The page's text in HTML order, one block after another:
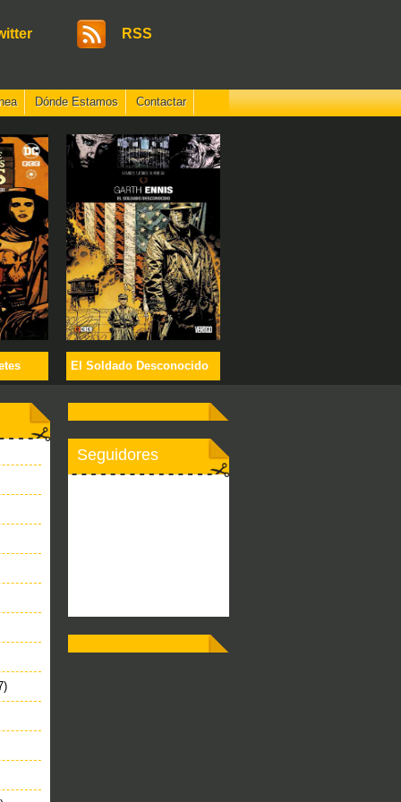
RSS
Dónde Estamos Contactar
El Soldado Desconocido
Seguidores